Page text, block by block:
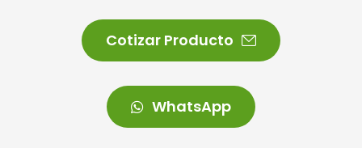
Cotizar Producto
WhatsApp